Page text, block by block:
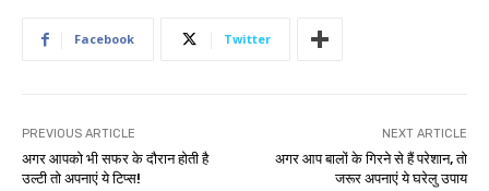
Facebook Twitter
PREVIOUS ARTICLE
अगर आपको भी सफर के दौरान होती है
उल्टी तो अपनाएं ये टिप्स!
NEXT ARTICLE
अगर आप बालों के गिरने से हैं परेशान, तो
जरूर अपनाएं ये घरेलु उपाय